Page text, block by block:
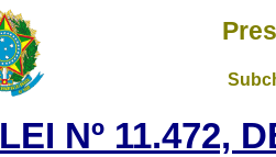
LEI Nº 11.472,